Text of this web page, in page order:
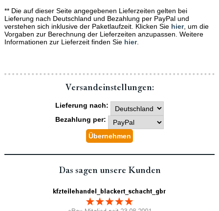
** Die auf dieser Seite angegebenen Lieferzeiten gelten bei
Lieferung nach Deutschland und Bezahlung per PayPal und
verstehen sich inklusive der Paketlaufzeit. Klicken Sie hier, um die
Vorgaben zur Berechnung der Lieferzeiten anzupassen. Weitere
Informationen zur Lieferzeit finden Sie hier.
Versand­einstellungen:
Lieferung nach:
Bezahlung per:
Das sagen unsere Kunden